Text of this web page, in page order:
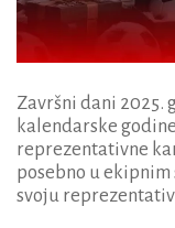
Završni dani 2025.
kalendarske
reprezentativne
posebno u
svoju